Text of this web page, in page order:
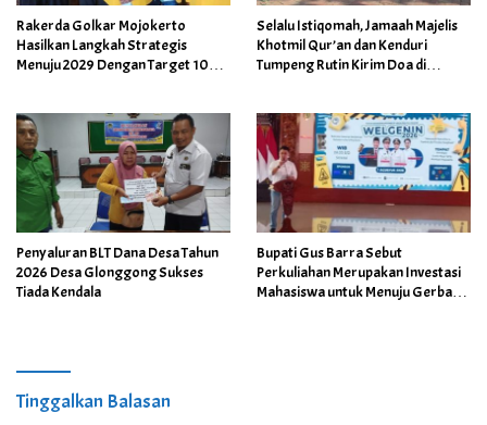
Rakerda Golkar Mojokerto
Hasilkan Langkah Strategis
Menuju 2029 Dengan Target 10
Selalu Istiqomah, Jamaah Majelis
Khotmil Qur’an dan Kenduri
Tumpeng Rutin Kirim Doa di
Penyaluran BLT Dana Desa Tahun
2026 Desa Glonggong Sukses
Tiada Kendala
Bupati Gus Barra Sebut
Perkuliahan Merupakan Investasi
Mahasiswa untuk Menuju Gerbang
Tinggalkan Balasan